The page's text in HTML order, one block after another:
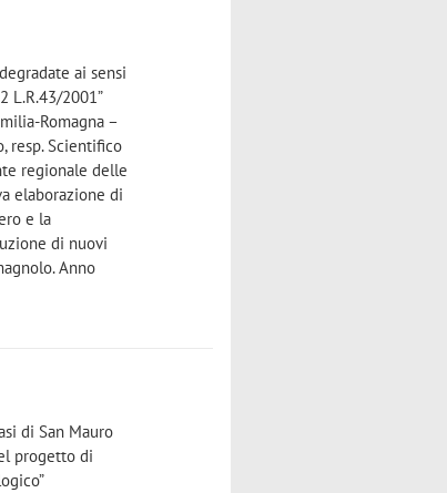
ai sensi
L.R.43/2001”
Romagna –
resp. Scientifico
regionale delle
elaborazione di
e la
di nuovi
Anno
di San Mauro
progetto di